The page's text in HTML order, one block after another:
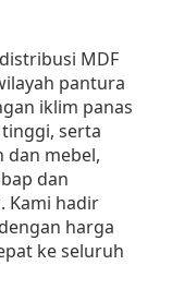
MDF
pantura
iklim panas
serta
dan mebel,
dan
Kami hadir
harga
ke seluruh